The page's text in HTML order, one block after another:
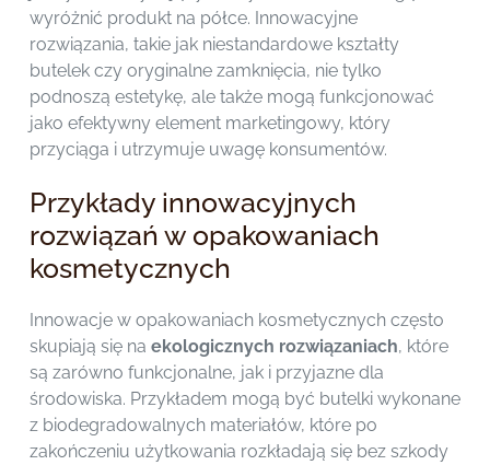
wyróżnić produkt na półce. Innowacyjne
rozwiązania, takie jak niestandardowe kształty
butelek czy oryginalne zamknięcia, nie tylko
podnoszą estetykę, ale także mogą funkcjonować
jako efektywny element marketingowy, który
przyciąga i utrzymuje uwagę konsumentów.
Przykłady innowacyjnych
rozwiązań w opakowaniach
kosmetycznych
Innowacje w opakowaniach kosmetycznych często
skupiają się na ekologicznych rozwiązaniach, które
są zarówno funkcjonalne, jak i przyjazne dla
środowiska. Przykładem mogą być butelki wykonane
z biodegradowalnych materiałów, które po
zakończeniu użytkowania rozkładają się bez szkody